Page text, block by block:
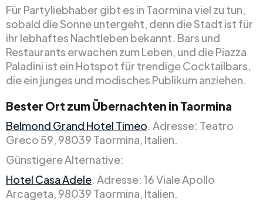
Für Partyliebhaber gibt es in Taormina viel zu tun,
sobald die Sonne untergeht, denn die Stadt ist für
ihr lebhaftes Nachtleben bekannt. Bars und
Restaurants erwachen zum Leben, und die Piazza
Paladini ist ein Hotspot für trendige Cocktailbars,
die ein junges und modisches Publikum anziehen.
Bester Ort zum Übernachten in Taormina
Belmond Grand Hotel Timeo. Adresse: Teatro
Greco 59, 98039 Taormina, Italien.
Günstigere Alternative:
Hotel Casa Adele. Adresse: 16 Viale Apollo
Arcageta, 98039 Taormina, Italien.